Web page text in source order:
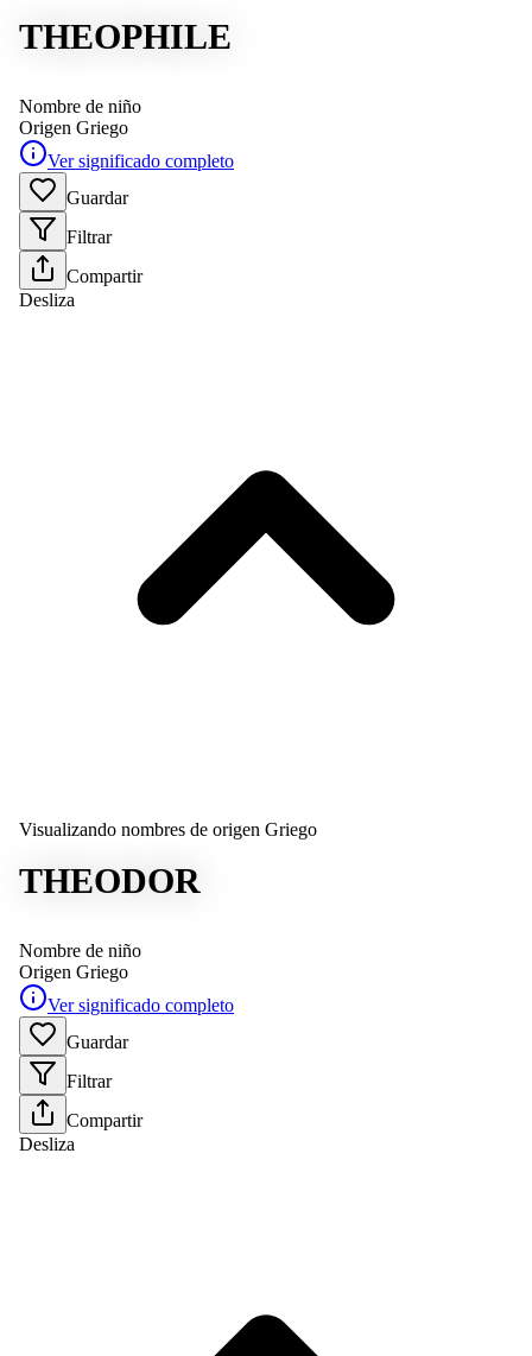
THEOPHILE
Nombre de niño
Origen Griego
Ver significado completo
Guardar
Filtrar
Compartir
Desliza
Visualizando nombres de origen Griego
THEODOR
Nombre de niño
Origen Griego
Ver significado completo
Guardar
Filtrar
Compartir
Desliza